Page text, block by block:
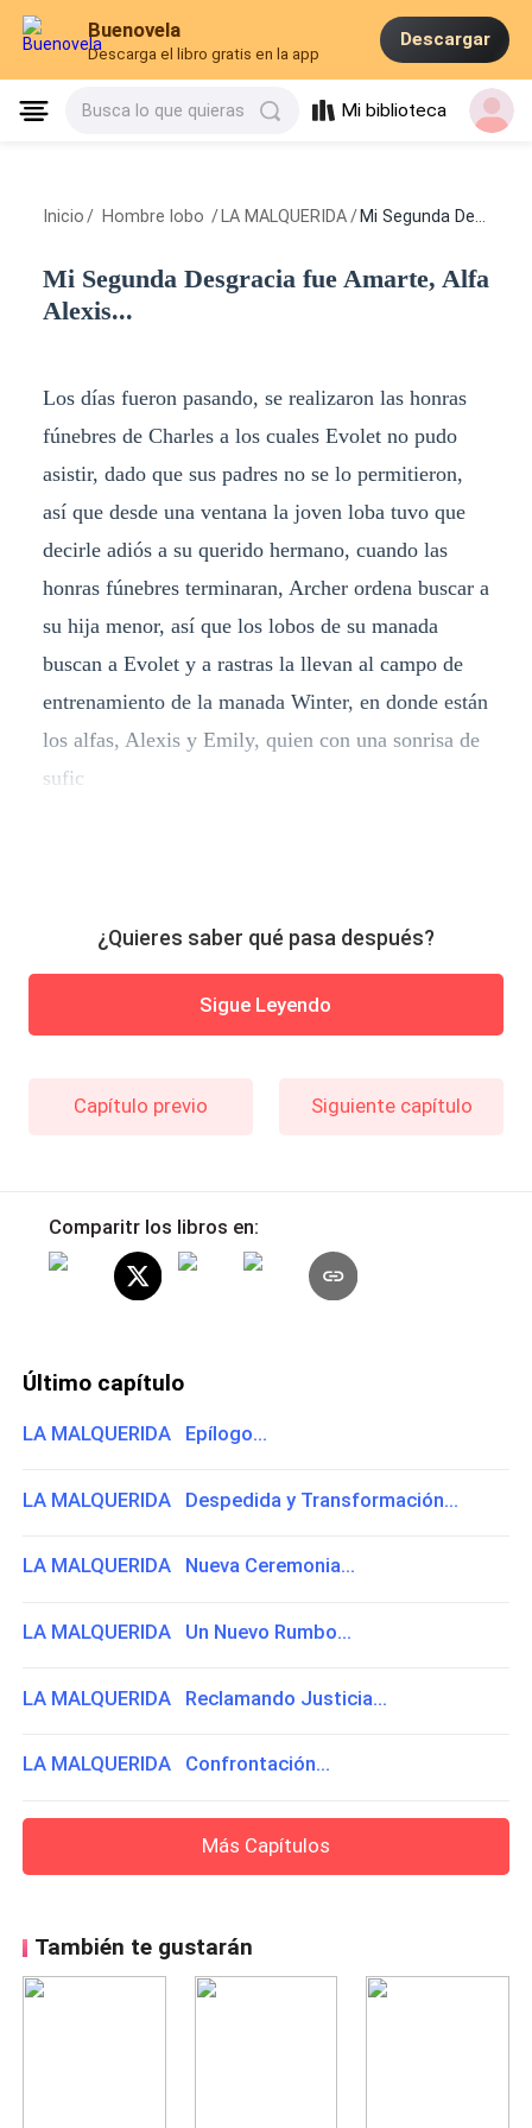
Buenovela
Descarga el libro gratis en la app
Descargar
Busca lo que quieras Mi biblioteca
Inicio / Hombre lobo / LA MALQUERIDA / Mi Segunda Desgracia fue Amarte, Alfa Alexis...
Mi Segunda Desgracia fue Amarte, Alfa
Alexis...
Los días fueron pasando, se realizaron las honras
fúnebres de Charles a los cuales Evolet no pudo
asistir, dado que sus padres no se lo permitieron,
así que desde una ventana la joven loba tuvo que
decirle adiós a su querido hermano, cuando las
honras fúnebres terminaran, Archer ordena buscar a
su hija menor, así que los lobos de su manada
buscan a Evolet y a rastras la llevan al campo de
entrenamiento de la manada Winter, en donde están
los alfas, Alexis y Emily, quien con una sonrisa de
sufic
¿Quieres saber qué pasa después?
Sigue Leyendo
Capítulo previo Siguiente capítulo
Comparitr los libros en:
Último capítulo
LA MALQUERIDA Epílogo...
LA MALQUERIDA Despedida y Transformación...
LA MALQUERIDA Nueva Ceremonia...
LA MALQUERIDA Un Nuevo Rumbo...
LA MALQUERIDA Reclamando Justicia...
LA MALQUERIDA Confrontación...
Más Capítulos
También te gustarán